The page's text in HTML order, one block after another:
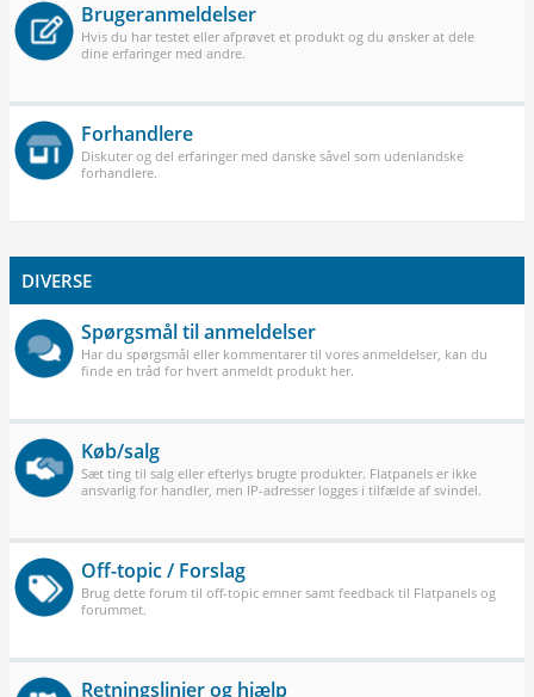
Brugeranmeldelser
Hvis du har testet eller afprøvet et produkt og du ønsker at dele
dine erfaringer med andre.
Forhandlere
Diskuter og del erfaringer med danske såvel som udenlandske
forhandlere.
DIVERSE
Spørgsmål til anmeldelser
Har du spørgsmål eller kommentarer til vores anmeldelser, kan du
finde en tråd for hvert anmeldt produkt her.
Køb/salg
Sæt ting til salg eller efterlys brugte produkter. Flatpanels er ikke
ansvarlig for handler, men IP-adresser logges i tilfælde af svindel.
Off-topic / Forslag
Brug dette forum til off-topic emner samt feedback til Flatpanels og
forummet.
Retningslinjer og hjælp